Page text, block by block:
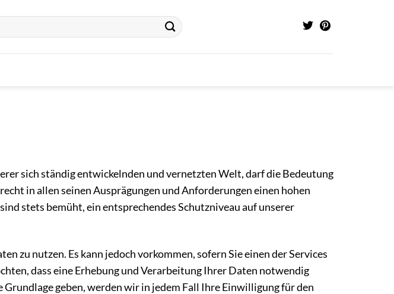
sich ständig entwickelnden und vernetzten Welt, darf die Bedeutung
in allen seinen Ausprägungen und Anforderungen einen hohen
stets bemüht, ein entsprechendes Schutzniveau auf unserer
zu nutzen. Es kann jedoch vorkommen, sofern Sie einen der Services
dass eine Erhebung und Verarbeitung Ihrer Daten notwendig
geben, werden wir in jedem Fall Ihre Einwilligung für den